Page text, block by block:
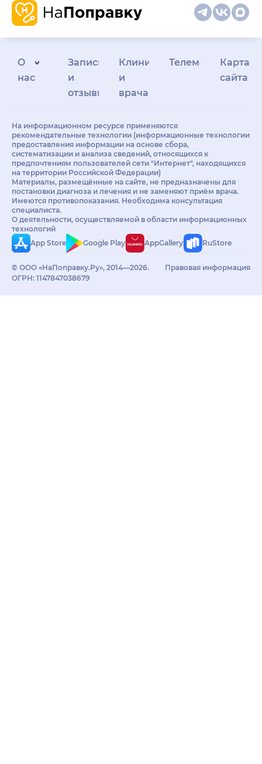
О
нас
Запись
и
отзывы
Клиникам
и
врачам
Телемедицина
Карта
сайта
На информационном ресурсе применяются
рекомендательные технологии (информационные технологии
предоставления информации на основе сбора,
систематизации и анализа сведений, относящихся к
предпочтениям пользователей сети "Интернет", находящихся
на территории Российской Федерации)
Материалы, размещённые на сайте, не предназначены для
постановки диагноза и лечения и не заменяют приём врача.
Имеются противопоказания. Необходима консультация
специалиста.
О деятельности, осуществляемой в области информационных
технологий
App Store
Google Play AppGallery RuStore
© ООО «НаПоправку.Ру», 2014—2026.
ОГРН: 1147847038679
Правовая информация